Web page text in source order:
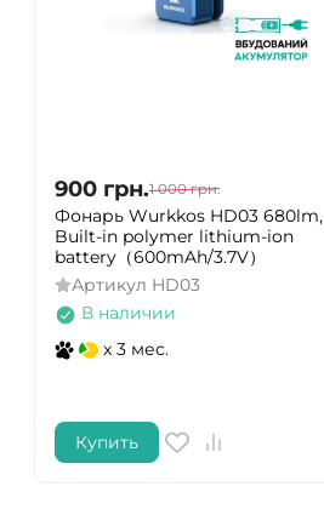
900 грн.1 000 грн.
Фонарь Wurkkos HD03 680lm,
Built-in polymer lithium-ion
battery（600mAh/3.7V）
Артикул HD03
В наличии
x 3 мес.
Купить